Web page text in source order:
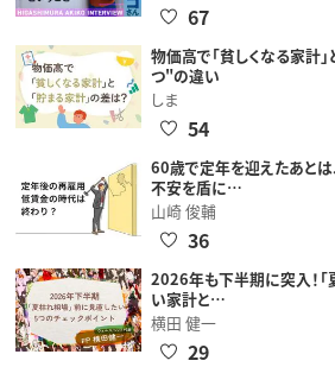
67
物価高で「貧しくなる家計
つ"の違い
しま
54
60歳で定年を迎えたあと
不安を盾に…
山崎 俊輔
36
2026年も下半期に突入！
い家計と…
横田 健一
29